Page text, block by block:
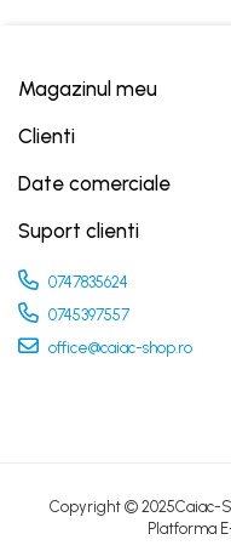
Magazinul meu
Clienti
Date comerciale
Suport clienti
0747835624
0745397557
office@caiac-shop.ro
Copyright © 2025Caiac-
Platforma